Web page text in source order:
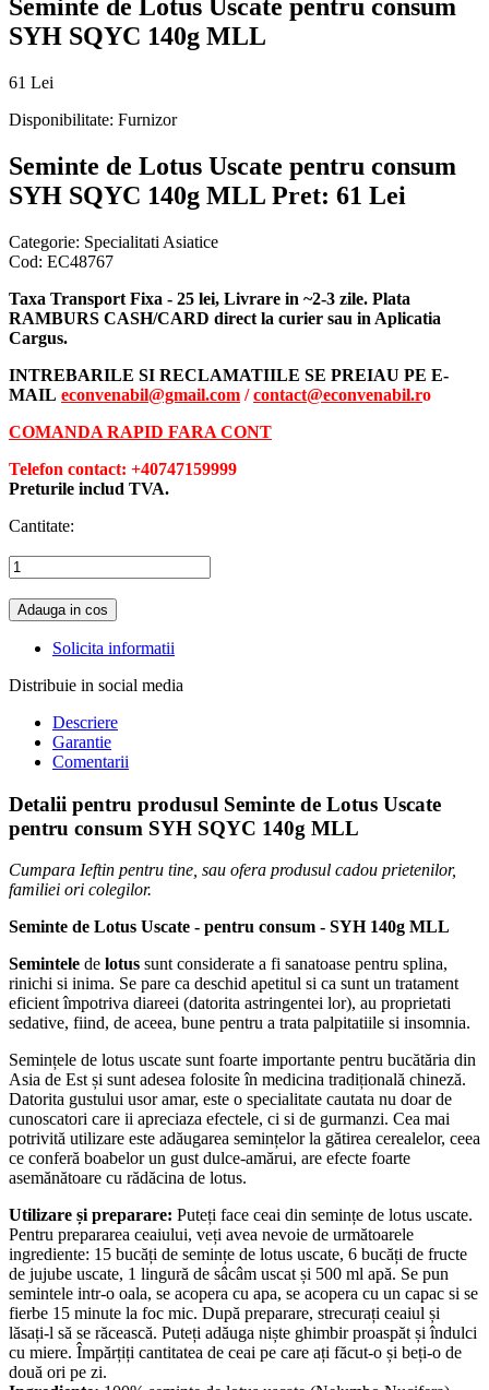
Seminte de Lotus Uscate pentru consum
SYH SQYC 140g MLL
Seminte de Lotus Uscate pentru consum
SYH SQYC 140g MLL
Categorie:Specialitati Asiatice
Taxa Transport Fixa - 25 lei, Livrare in ~2-3 zile. Plata
RAMBURS CASH/CARD direct la curier sau in Aplicatia
INTREBARILE SI RECLAMATIILE SE PREIAU PE E-
Telefon contact: +40747159999
Descriere
Garantie
Detalii pentru produsul Seminte de Lotus Uscate
pentru consum SYH SQYC 140g MLL
Cumpara Ieftin pentru tine, sau ofera produsul cadou prietenilor,
Seminteledelotus sunt considerate a fi sanatoase pentru splina,
rinichi si inima. Se pare ca deschid apetitul si ca sunt un tratament
eficient împotriva diareei (datorita astringentei lor), au proprietati
Semințele de lotus uscate sunt foarte importante pentru bucătăria din
Asia de Est și sunt adesea folosite în medicina tradițională chineză.
Datorita gustului usor amar, este o specialitate cautata nu doar de
cunoscatori care ii apreciaza efectele, ci si de gurmanzi. Cea mai
potrivită utilizare este adăugarea semințelor la gătirea cerealelor, ceea
ce conferă boabelor un gust dulce-amărui, are efecte foarte
Utilizare și preparare:Puteți face ceai din semințe de lotus uscate.
Pentru prepararea ceaiului, veți avea nevoie de următoarele
ingrediente: 15 bucăți de semințe de lotus uscate, 6 bucăți de fructe
de jujube uscate, 1 lingură de sâcâm uscat și 500 ml apă. Se pun
semintele intr-o oala, se acopera cu apa, se acopera cu un capac si se
fierbe 15 minute la foc mic. După preparare, strecurați ceaiul și
lăsați-l să se răcească. Puteți adăuga niște ghimbir proaspăt și îndulci
cu miere. Împărțiți cantitatea de ceai pe care ați făcut-o și beți-o de